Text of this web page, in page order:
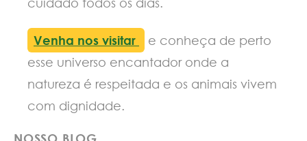
Venha nos visitar
e conheça de perto
esse universo encantador onde a
natureza é respeitada e os animais vivem
com dignidade.